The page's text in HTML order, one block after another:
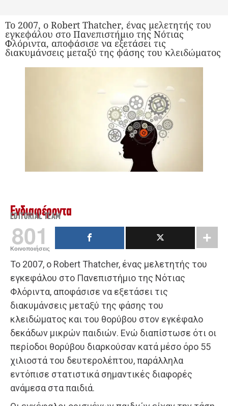
Το 2007, ο Robert Thatcher, ένας μελετητής του
εγκεφάλου στο Πανεπιστήμιο της Νότιας
Φλόριντα, αποφάσισε να εξετάσει τις
διακυμάνσεις μεταξύ της φάσης του κλειδώματος
Ενδιαφέροντα
EDITORIAL TEAM
801
Κοινοποιήσεις
Το 2007, ο Robert Thatcher, ένας μελετητής του
εγκεφάλου στο Πανεπιστήμιο της Νότιας
Φλόριντα, αποφάσισε να εξετάσει τις
διακυμάνσεις μεταξύ της φάσης του
κλειδώματος και του θορύβου στον εγκέφαλο
δεκάδων μικρών παιδιών. Ενώ διαπίστωσε ότι οι
περίοδοι θορύβου διαρκούσαν κατά μέσο όρο 55
χιλιοστά του δευτερολέπτου, παράλληλα
εντόπισε στατιστικά σημαντικές διαφορές
ανάμεσα στα παιδιά.